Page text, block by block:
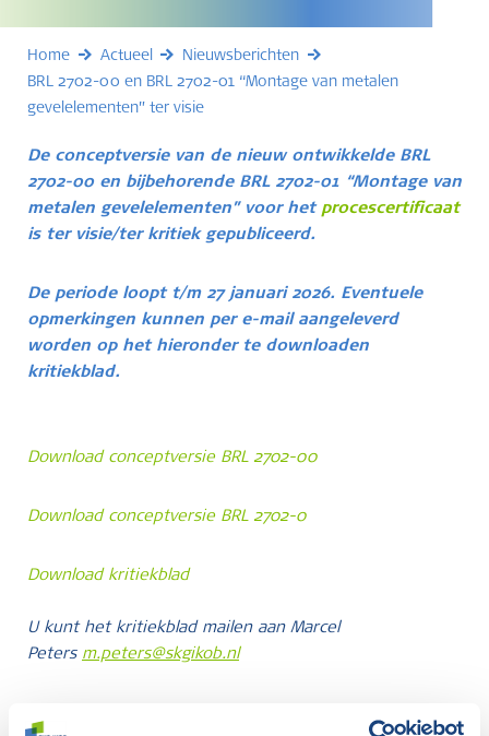
Home Actueel
Nieuwsberichten
BRL 2702-00 en BRL 2702-01 “Montage van metalen
gevelelementen” ter visie
De conceptversie van de nieuw ontwikkelde BRL
2702-00 en bijbehorende BRL 2702-01 “Montage van
metalen gevelelementen” voor het procescertificaat
is ter visie/ter kritiek gepubliceerd.
De periode loopt t/m 27 januari 2026. Eventuele
opmerkingen kunnen per e-mail aangeleverd
worden op het hieronder te downloaden
kritiekblad.
Download conceptversie BRL 2702-00
Download conceptversie BRL 2702-0
Download kritiekblad
U kunt het kritiekblad mailen aan Marcel
Peters m.peters@skgikob.nl